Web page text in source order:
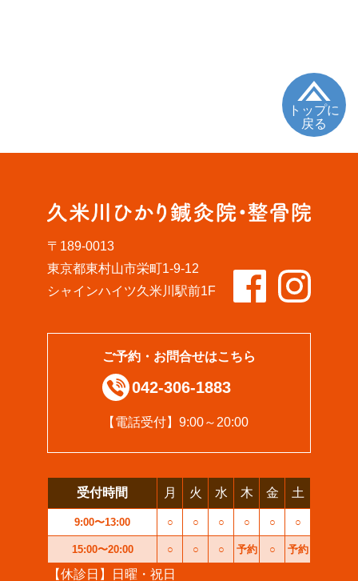
トップに
戻る
〒189-0013
東京都東村山市栄町1-9-12
シャインハイツ久米川駅前1F
ご予約・お問合せはこちら
042-306-1883
【電話受付】9:00～20:00
受付時間 月 火 水 木 金 土
9:00〜13:00 ○ ○ ○ ○ ○ ○
15:00〜20:00 ○ ○ ○ 予約 ○ 予約
【休診日】日曜・祝日